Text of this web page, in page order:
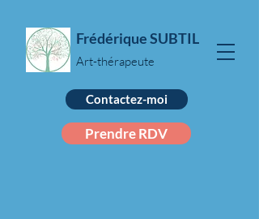
Frédérique SUBTIL
Art-thérapeute
Contactez-moi
Prendre RDV